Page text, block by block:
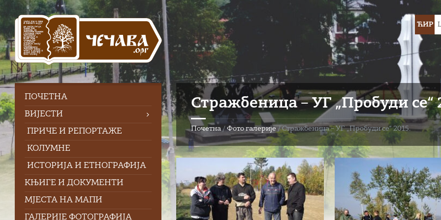
Skip
content
Skip
left
sidebar
Skip
footer
Choose
ЋИР
Стражбеница – УГ „Пробуди се“
Почетна /Фото галерије/Стражбеница – УГ „Пробуди се“ 2015.
ПOЧЕТНА
ВИЈЕСТИ
ПРИЧЕ И РЕПОРТАЖЕ
КОЛУМНЕ
ИСТОРИЈА И ЕТНОГРАФИЈА
КЊИГЕ И ДОКУМЕНТИ
МЈЕСТА НА МАПИ
ГАЛЕРИЈЕ ФОТОГРАФИЈА